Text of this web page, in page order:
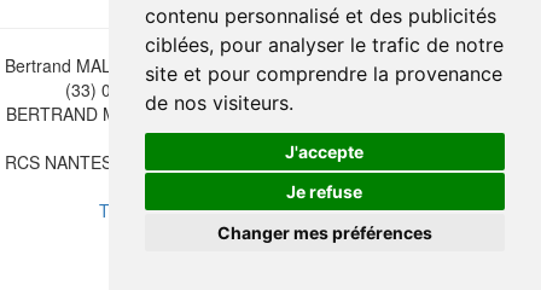
contenu personnalisé et des publicités
ciblées, pour analyser le trafic de notre
site et pour comprendre la provenance
de nos visiteurs.
J'accepte
Je refuse
Changer mes préférences
Bertrand MALVAUX - 22 rue Crébillon, 44000 Nantes - FRANCE - Tél.
(33) 02 40 733 600 — bertrand.malvaux@wanadoo.fr
BERTRAND MALVAUX - ÉDITIONS DU CANONNIER SARL au capital
de 47.000 EUROS
RCS NANTES B 442 295 077 - N° INTRACOMMUNAUTAIRE CEE FR
30 442 295 077
Terms of sales-Update cookies preferences